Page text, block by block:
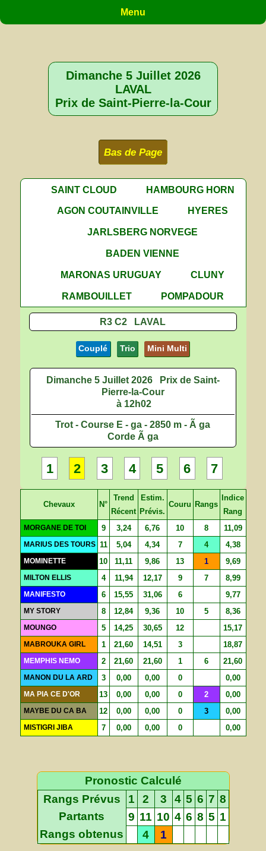
Menu
Dimanche 5 Juillet 2026
LAVAL
Prix de Saint-Pierre-la-Cour
Bas de Page
SAINT CLOUD
HAMBOURG HORN
AGON COUTAINVILLE
HYERES
JARLSBERG NORVEGE
BADEN VIENNE
MARONAS URUGUAY
CLUNY
RAMBOUILLET
POMPADOUR
R3 C2 LAVAL
Couplé Trio Mini Multi
Dimanche 5 Juillet 2026
Prix de Saint-
Pierre-la-Cour
à 12h02
Trot - Course E - ga - 2850 m - Ã ga
Corde Ã ga
1 2 3 4 5 6 7
Chevaux N°
Trend
Récent
Estim.
Prévis.
Couru Rangs
Indice
Rang
MORGANE DE TOI 9 3,24 6,76 10 8 11,09
MARIUS DES TOURS 11 5,04 4,34 7 4 4,38
MOMINETTE 10 11,11 9,86 13 1 9,69
MILTON ELLIS 4 11,94 12,17 9 7 8,99
MANIFESTO 6 15,55 31,06 6 9,77
MY STORY 8 12,84 9,36 10 5 8,36
MOUNGO 5 14,25 30,65 12 15,17
MABROUKA GIRL 1 21,60 14,51 3 18,87
MEMPHIS NEMO 2 21,60 21,60 1 6 21,60
MANON DU LA ARD 3 0,00 0,00 0 0,00
MA PIA CE D'OR 13 0,00 0,00 0 2 0,00
MAYBE DU CA BA 12 0,00 0,00 0 3 0,00
MISTIGRI JIBA 7 0,00 0,00 0 0,00
Pronostic Calculé
Rangs Prévus
1 2 3 4 5 6 7 8
Partants
9 11 10 4 6 8 5 1
Rangs obtenus
4 1